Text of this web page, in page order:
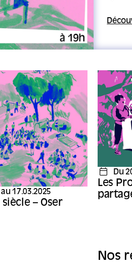
17.03.2025
– Oser
Du
Les
Nos